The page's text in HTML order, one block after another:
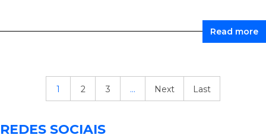
Read more
1 2 3 ... Next Last
REDES SOCIAIS